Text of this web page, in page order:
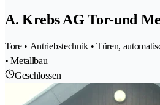
A. Krebs AG Tor-und
Tore • Antriebstechnik • Türen,
• Metallbau
Geschlossen